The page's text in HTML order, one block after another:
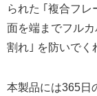
られた ｢複合フ
面を端までフル
割れ｣ を防いでく
本製品には365日